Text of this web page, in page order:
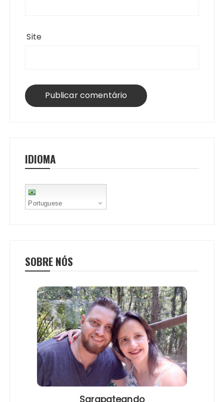
Site
IDIOMA
Portuguese
SOBRE NÓS
Sarapateando